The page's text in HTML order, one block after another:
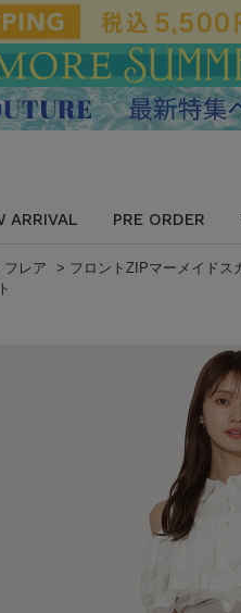
ARRIVAL PRE ORDER
フレア > フロントZIPマーメイドス